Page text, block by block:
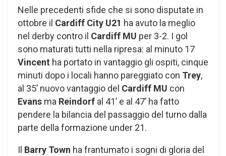
Nelle precedenti sfide che si sono disputate in
ottobre il Cardiff City U21 ha avuto la meglio
nel derby contro il Cardiff MU per 3-2. I gol
sono maturati tutti nella ripresa: al minuto 17
Vincent ha portato in vantaggio gli ospiti, cinque
minuti dopo i locali hanno pareggiato con Trey,
al 35’ nuovo vantaggio del Cardiff MU con
Evans ma Reindorf al 41’ e al 47’ ha fatto
pendere la bilancia del passaggio del turno dalla
parte della formazione under 21.
Il Barry Town ha frantumato i sogni di gloria del